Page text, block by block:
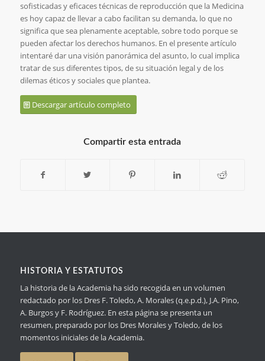
sofisticadas y eficaces técnicas de reproducción que la Medicina
es hoy capaz de llevar a cabo facilitan su demanda, lo que no
significa que sea plenamente aceptable, sobre todo porque se
pueden afectar los derechos humanos. En el presente artículo
intentaré dar una visión panorámica del asunto, lo cual implica
tratar de sus diferentes tipos, de su situación legal y de los
dilemas éticos y sociales que plantea.
Descargar artículo completo
Compartir esta entrada
HISTORIA Y ESTATUTOS
La historia de la Academia ha sido recogida en un volumen
redactado por los Dres F. Toledo, A. Morales (q.e.p.d.), J.A. Pino,
A. Burgos y F. Rodríguez. En esta página se presenta un
resumen, preparado por los Dres Morales y Toledo, de los
momentos iniciales de la Academia.